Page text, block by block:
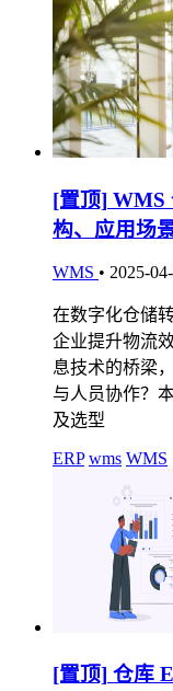
[置顶] WMS
构、应用场
WMS • 2025-
在数字化仓储
企业提升物流
息技术的桥梁
与人员协作？
及选型
ERP wms WMS
[置顶] 仓库